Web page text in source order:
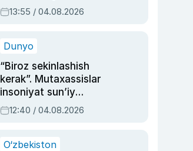
dublyaj ustasi Rimma
Ahmedovaning
13:55 / 04.08.2026
Dunyo
“Biroz sekinlashish
kerak”. Mutaxassislar
insoniyat sun’iy
intellektni boshqara
olmay qolishidan xavotir
12:40 / 04.08.2026
O‘zbekiston